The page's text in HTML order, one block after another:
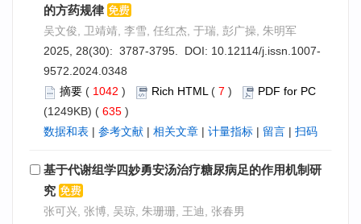
的方药规律
吴文俊, 卫靖靖, 李雪, 任红杰, 于瑞, 彭广操, 朱明军
2025, 28(30): 3787-3795. DOI: 10.12114/j.issn.1007-
9572.2024.0348
摘要 ( 1042 ) Rich HTML( 7 )
PDF for PC
(1249KB) ( 635 )
数据和表 | 参考文献 | 相关文章 | 计量指标 | 留言 | 扫码
基于代谢组学四妙勇安汤治疗糖尿病足的作用机制研
究
张可兴, 张博, 吴琼, 朱珊珊, 王迪, 张春男